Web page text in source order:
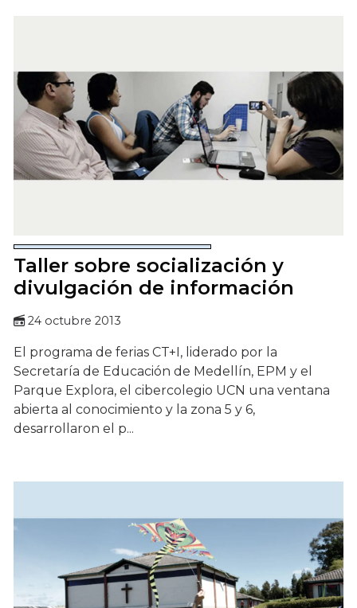
Taller sobre socialización y
divulgación de información
24 octubre 2013
El programa de ferias CT+I, liderado por la
Secretaría de Educación de Medellín, EPM y el
Parque Explora, el cibercolegio UCN una ventana
abierta al conocimiento y la zona 5 y 6,
desarrollaron el p...